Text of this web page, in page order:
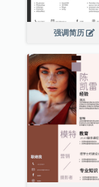
强调简历